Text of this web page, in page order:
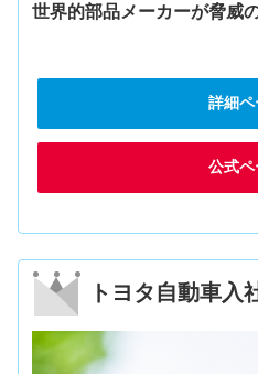
世界的部品メーカーが脅威
詳細ペ
公式ペ
トヨタ自動車入